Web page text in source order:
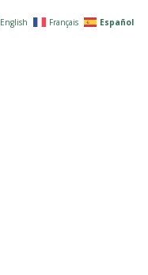
English Français Español